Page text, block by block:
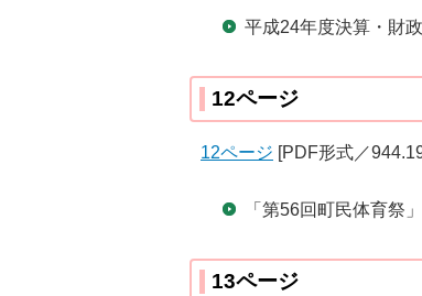
平成24年度決算・財
12ページ
12ページ [PDF形式／
「第56回町民体育祭
13ページ